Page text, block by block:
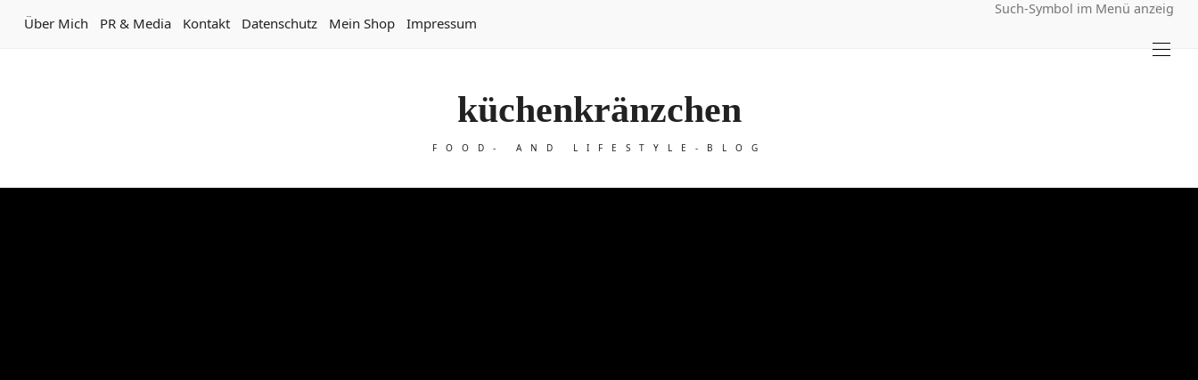
Über Mich PR & Media Kontakt Datenschutz Mein Shop Impressum
küchenkränzchen
FOOD- AND LIFESTYLE-BLOG